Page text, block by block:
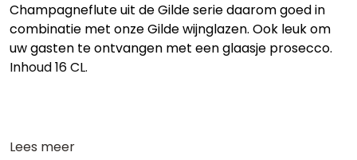
Champagneflute uit de Gilde serie daarom goed in
combinatie met onze Gilde wijnglazen. Ook leuk om
uw gasten te ontvangen met een glaasje prosecco.
Inhoud 16 CL.
Lees meer